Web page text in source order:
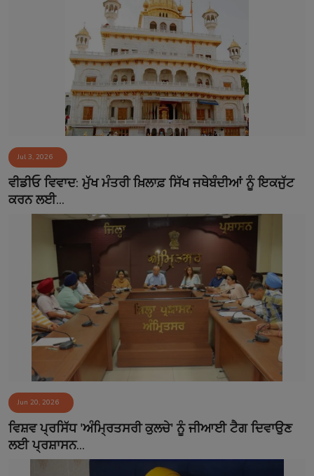
Jul 3, 2026
ਵੀਡੀਓ ਵਿਵਾਦ: ਮੁੱਖ ਮੰਤਰੀ ਖ਼ਿਲਾਫ਼ ਸਿੱਖ ਜਥੇਬੰਦੀਆਂ ਨੂੰ ਇਕਜੁੱਟ
ਕਰਨ ਲਈ...
Jun 20, 2026
ਵਿਸ਼ਵ ਪ੍ਰਸਿੱਧ 'ਅੰਮ੍ਰਿਤਸਰੀ ਕੁਲਚੇ' ਨੂੰ ਜੀਆਈ ਟੈਗ ਦਿਵਾਉਣ
ਲਈ ਪ੍ਰਸ਼ਾਸਨ...